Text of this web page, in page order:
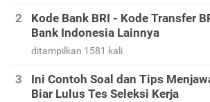
Kode Bank BRI - Kode Transfer
Bank Indonesia Lainnya
ditampilkan 1581 kali
Ini Contoh Soal dan Tips
Biar Lulus Tes Seleksi Kerja